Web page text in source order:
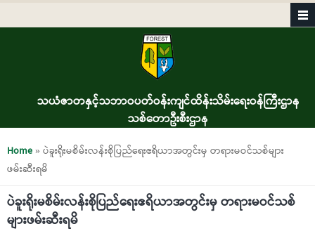
သယံဇာတနှင့်သဘာဝပတ်ဝန်းကျင်ထိန်းသိမ်းရေးဝန်ကြီးဌာန
သစ်တောဦးစီးဌာန
You are here
Home» ပဲခူးရိုးမစိမ်းလန်းစိုပြည်ရေးဧရိယာအတွင်းမှ တရားမဝင်သစ်များ
ဖမ်းဆီးရမိ
ပဲခူးရိုးမစိမ်းလန်းစိုပြည်ရေးဧရိယာအတွင်းမှ တရားမဝင်သစ်
များဖမ်းဆီးရမိ